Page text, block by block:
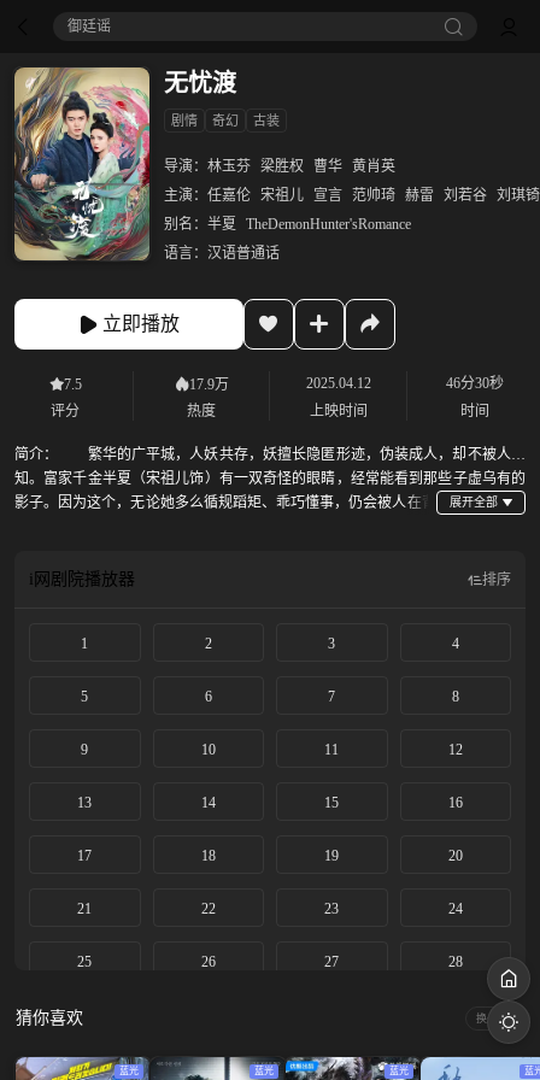
御廷谣‎
无忧渡
剧情 奇幻 古装
导演： 林玉芬 梁胜权 曹华 黄肖英
主演： 任嘉伦 宋祖儿 宣言 范帅琦 赫雷 刘若谷 刘琪锜
别名： 半夏
TheDemonHunter'sRomance
语言： 汉语普通话
立即播放
7.5
评分
17.9万
热度
2025.04.12
上映时间
46分30秒
时间
简介：
繁华的广平城，人妖共存，妖擅长隐匿形迹，伪装成人，却不被人所
知。富家千金半夏（宋祖儿饰）有一双奇怪的眼睛，经常能看到那些子虚乌有的
影子。因为这个，无论她多么循规蹈矩、乖巧懂事，仍会被人在背
妖共存的世界。他们一起调查了广平城中的碧玉梨回春、九命猫换命、《广平春
i网剧院播放器 排序
1 2 3 4
5 6 7 8
9 10 11 12
13 14 15 16
17 18 19 20
21 22 23 24
25 26 27 28
29
33 34 35 36
猜你喜欢 换一换
蓝光 蓝光 蓝光 蓝